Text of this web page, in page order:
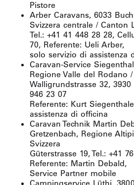
Pistore
Arber Caravans, 6033
Svizzera centrale / Canton
Tel.: +41 41 448 28 28,
70, Referente: Ueli Arber,
solo servizio di assistenza
Caravan-Service
Regione Valle del Rodano
Walligrundstrasse 32, 3930
946 23 07
Referente: Kurt
assistenza di officina
Caravan Technik Martin
Gretzenbach, Regione
Svizzera
Güterstrasse 19, Tel.: +41
Referente: Martin Debald,
Service Partner mobile
Campingservice Lüthi,